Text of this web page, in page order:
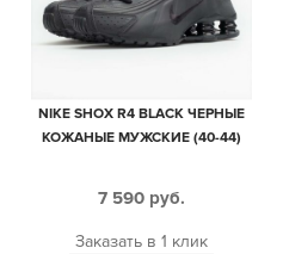
NIKE SHOX R4 BLACK ЧЕРНЫЕ
КОЖАНЫЕ МУЖСКИЕ (40-44)
7 590 руб.
Заказать в 1 клик